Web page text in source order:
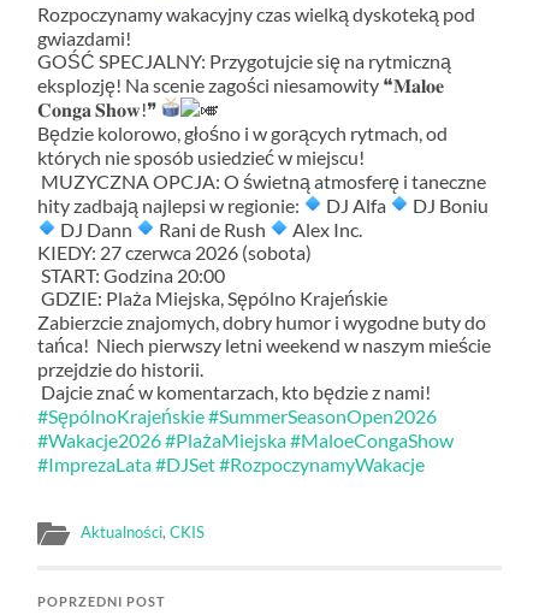
Rozpoczynamy wakacyjny czas wielką dyskoteką pod
gwiazdami!
GOŚĆ SPECJALNY: Przygotujcie się na rytmiczną
eksplozję! Na scenie zagości niesamowity ❝𝐌𝐚𝐥𝐨𝐞
𝐂𝐨𝐧𝐠𝐚 𝐒𝐡𝐨𝐰!❞
Będzie kolorowo, głośno i w gorących rytmach, od
których nie sposób usiedzieć w miejscu!
MUZYCZNA OPCJA: O świetną atmosferę i taneczne
hity zadbają najlepsi w regionie:
DJ Alfa
DJ Boniu
DJ Dann
Rani de Rush
Alex Inc.
KIEDY: 27 czerwca 2026 (sobota)
START: Godzina 20:00
GDZIE: Plaża Miejska, Sępólno Krajeńskie
Zabierzcie znajomych, dobry humor i wygodne buty do
tańca! Niech pierwszy letni weekend w naszym mieście
przejdzie do historii.
Dajcie znać w komentarzach, kto będzie z nami!
#SępólnoKrajeńskie#SummerSeasonOpen2026
#Wakacje2026#PlażaMiejska#MaloeCongaShow
#ImprezaLata#DJSet#RozpoczynamyWakacje
Aktualności,CKIS
POPRZEDNI POST